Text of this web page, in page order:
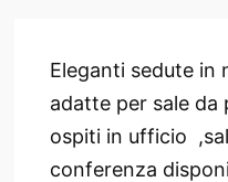
Eleganti sedute in
adatte per sale da
ospiti in ufficio
conferenza